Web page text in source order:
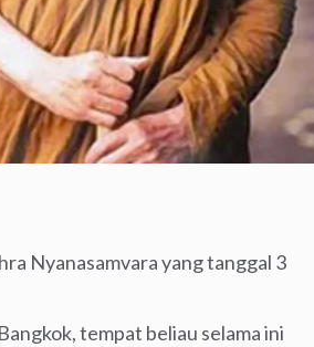
Nyanasamvara yang tanggal 3
tempat beliau selama ini